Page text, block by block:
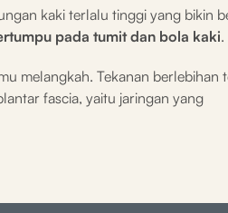
kaki terlalu tinggi yang bikin
pada tumit dan bola kaki.
melangkah. Tekanan berlebihan
fascia, yaitu jaringan yang